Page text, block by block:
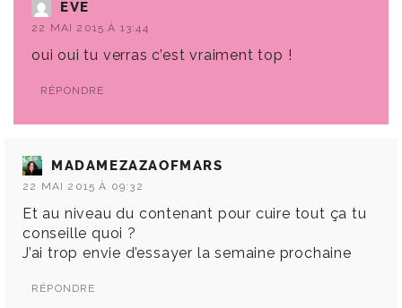
EVE
22 MAI 2015 À 13:44
oui oui tu verras c’est vraiment top !
RÉPONDRE
MADAMEZAZAOFMARS
22 MAI 2015 À 09:32
Et au niveau du contenant pour cuire tout ça tu
conseille quoi ?
J’ai trop envie d’essayer la semaine prochaine
RÉPONDRE